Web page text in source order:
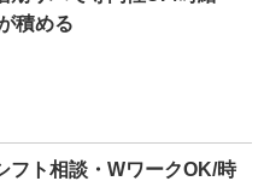
積める
フト相談・WワークOK/時